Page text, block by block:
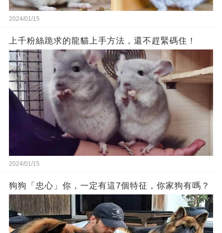
2024/01/15
上千粉絲跪求的龍貓上手方法，還不趕緊碼住！
2024/01/15
狗狗「忠心」你，一定有這7個特征，你家狗有嗎？